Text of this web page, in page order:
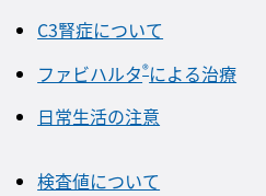
C3腎症について
ファビハルタ®による治療
日常生活の注意
検査値について